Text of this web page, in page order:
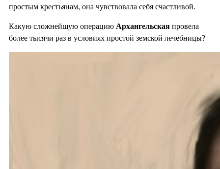
простым крестьянам, она чувствовала себя счастливой.
Какую сложнейшую операцию Архангельская провела
более тысячи раз в условиях простой земской лечебницы?